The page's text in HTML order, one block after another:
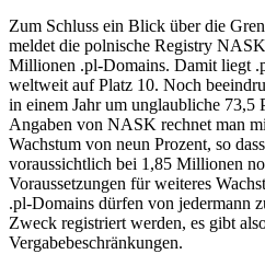
Zum Schluss ein Blick über die
meldet die polnische Registry
Millionen .pl-Domains. Damit liegt
weltweit auf Platz 10. Noch
in einem Jahr um unglaubliche 73,5
Angaben von NASK rechnet man
Wachstum von neun Prozent, so
voraussichtlich bei 1,85 Millionen
Voraussetzungen für weiteres
.pl-Domains dürfen von jedermann
Zweck registriert werden, es gibt
Vergabebeschränkungen.